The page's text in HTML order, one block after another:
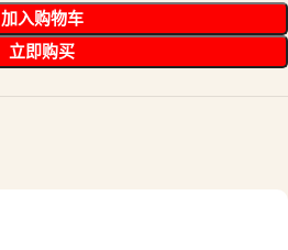
加入购物车
立即购买